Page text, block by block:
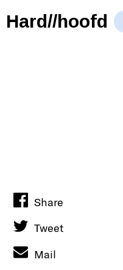
Hard//hoofd
Share
Tweet
Mail